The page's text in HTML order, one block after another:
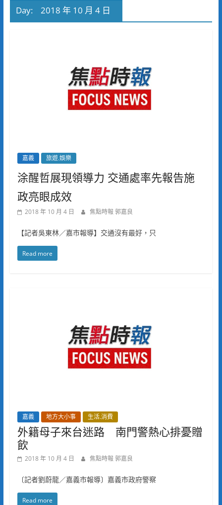
Day: 2018 年 10 月 4 日
嘉義 旅遊.娛樂
涂醒哲展現領導力 交通處率先報告施
政亮眼成效
2018 年 10 月 4 日 焦點時報 郭嘉良
【記者吳東林／嘉市報導】交通沒有最好，只
Read more
嘉義 地方大小事 生活.消費
外籍母子來台迷路 南門警熱心排憂贈
飲
2018 年 10 月 4 日 焦點時報 郭嘉良
〔記者劉蔚龍／嘉義市報導〕嘉義市政府警察
Read more